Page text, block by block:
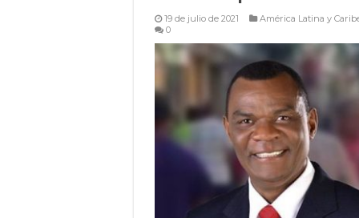
19 de julio de 2021
América Latina y
0